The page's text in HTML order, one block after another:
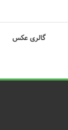
گالری عکس